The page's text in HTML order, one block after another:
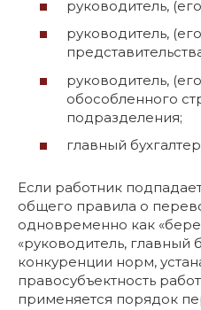
руководитель,
руководитель,
руководитель,
обособленного
подразделения;
главный
Если работник
общего правила о
одновременно как
«руководитель, главный
конкуренции норм,
правосубъектность
применяется порядок